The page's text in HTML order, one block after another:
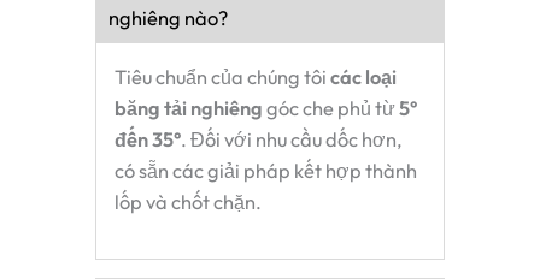
nghiêng nào?
Tiêu chuẩn của chúng tôi các loại
băng tải nghiêng góc che phủ từ5°
đến 35°. Đối với nhu cầu dốc hơn,
có sẵn các giải pháp kết hợp thành
lốp và chốt chặn.